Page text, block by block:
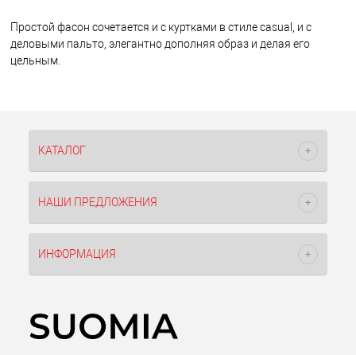
Простой фасон сочетается и с куртками в стиле casual, и с
деловыми пальто, элегантно дополняя образ и делая его
цельным.
КАТАЛОГ
НАШИ ПРЕДЛОЖЕНИЯ
ИНФОРМАЦИЯ